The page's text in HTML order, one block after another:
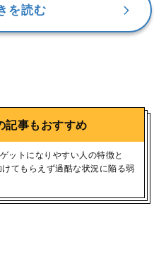
を読む
記事もおすすめ
ットになりやすい人の特徴と
てもらえず過酷な状況に陥る弱